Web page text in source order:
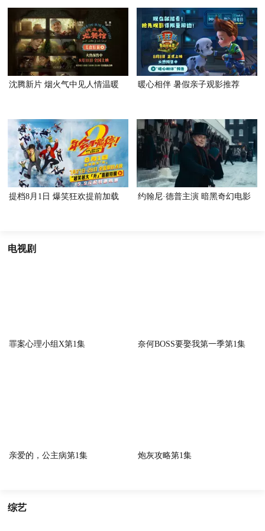
沈腾新片 烟火气中见人情温暖 暖心相伴 暑假亲子观影推荐
提档8月1日 爆笑狂欢提前加载 约翰尼·德普主演 暗黑奇幻电影
电视剧
罪案心理小组X第1集 奈何BOSS要娶我第一季第1集
亲爱的，公主病第1集 炮灰攻略第1集
综艺